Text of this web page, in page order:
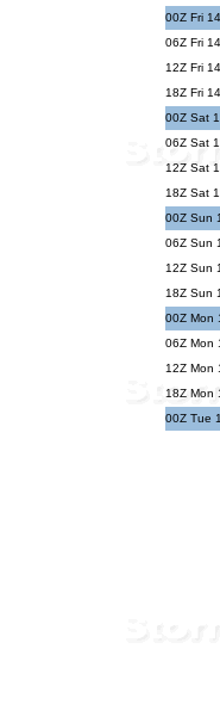
00Z Fri
06Z Fri
12Z Fri
18Z Fri
00Z Sat
06Z Sat
12Z Sat
18Z Sat
00Z Sun
06Z Sun
12Z Sun
18Z Sun
00Z Mon
06Z Mon
12Z Mon
18Z Mon
00Z Tue